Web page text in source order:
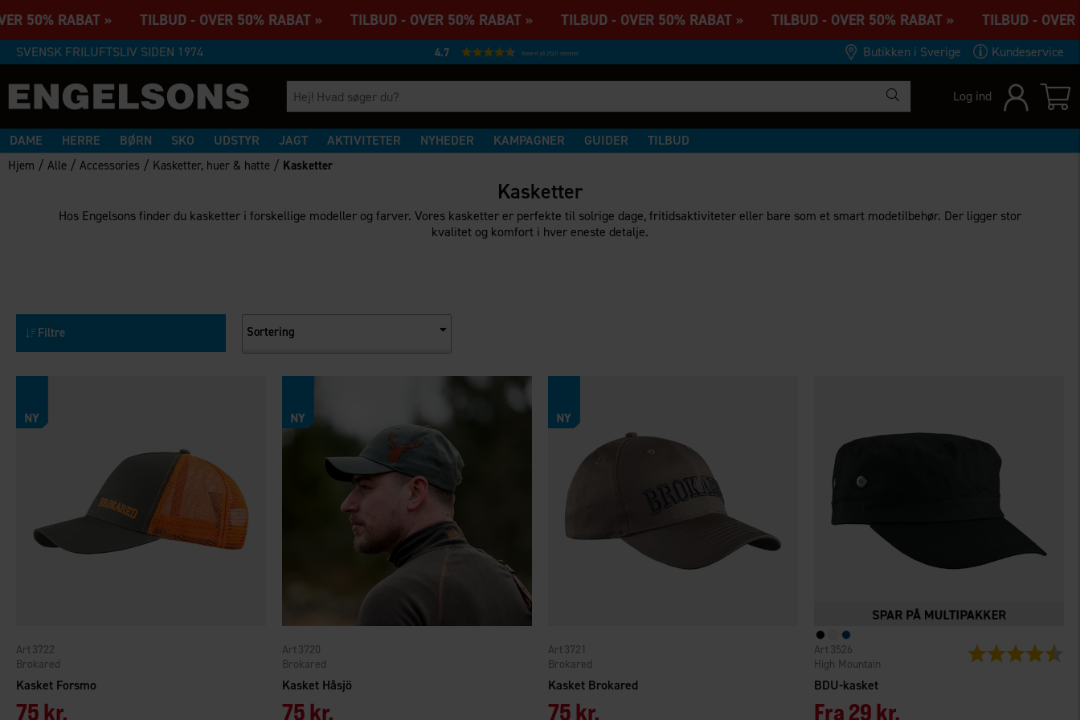
50% RABAT » TILBUD - OVER 50% RABAT » TILBUD - OVER 50% RABAT » TILBUD - OVER 50% RABAT » TILBUD - OVER 50% RABAT » TILBUD -
SVENSK FRILUFTSLIV SIDEN 1974 4.7 Baseret på 27231 stemmer Butikken i Sverige Kundeservice
Log ind
DAME HERRE BØRN SKO UDSTYR JAGT AKTIVITETER NYHEDER KAMPAGNER GUIDER TILBUD
Hjem /Alle /Accessories / Kasketter, huer & hatte / Kasketter
Kasketter
Hos Engelsons finder du kasketter i forskellige modeller og farver. Vores kasketter er perfekte til solrige dage, fritidsaktiviteter eller bare som et smart modetilbehør. Der ligger stor
kvalitet og komfort i hver eneste detalje.
Filtre Sortering
Kasket Forsmo
Brokared
3722
75 kr.
Kasket Håsjö
Brokared
3720
75 kr.
Kasket Brokared
Brokared
3721
75 kr.
BDU-kasket
High Mountain
3526
Fra29 kr.
Vurdering: